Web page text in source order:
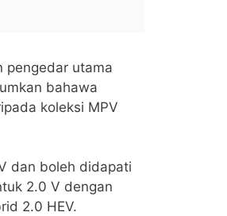
pengedar utama
bahawa
koleksi MPV
dan boleh didapati
2.0 V dengan
2.0 HEV.